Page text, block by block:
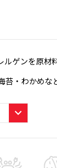
ルゲンを原材
苔・わかめ